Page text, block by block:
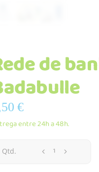
de
€
entre 24h a 48h.
Rede
Qtd.